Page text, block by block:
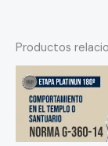
Productos